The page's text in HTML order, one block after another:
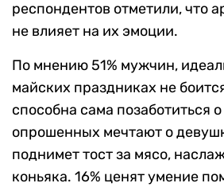
респондентов отметили, что
не влияет на их эмоции.
По мнению 51% мужчин,
майских праздниках не
способна сама позаботиться о
опрошенных мечтают о
поднимет тост за мясо,
коньяка. 16% ценят умение